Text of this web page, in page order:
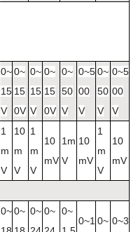
0~
15
V
0~
15
0V
0~
15
V
0~
15
0V
0~
50
V
0~5
00
V
0~
50
V
0~5
00
V
1
m
V
10
m
V
1
m
V
10
mV
1m
V
10
mV
1
m
V
10
mV
0~ 0~ 0~ 0~ 0~
0~1 0~ 0~3